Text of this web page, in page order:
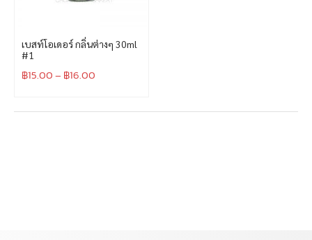
เบสท์โอเดอร์ กลิ่นต่างๆ 30ml
#1
฿15.00– ฿16.00